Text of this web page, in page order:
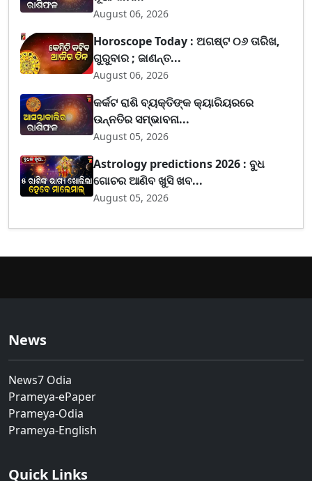
August 06, 2026
Horoscope Today : ଅଗଷ୍ଟ ୦୬ ତାରିଖ,
ଗୁରୁବାର ; ଜାଣନ୍ତ...
August 06, 2026
କର୍କଟ ରାଶି ବ୍ୟକ୍ତିଙ୍କ କ୍ୟାରିୟରରେ
ଉନ୍ନତିର ସମ୍ଭାବନା...
August 05, 2026
Astrology predictions 2026 : ବୁଧ
ଗୋଚର ଆଣିବ ଖୁସି ଖବ...
August 05, 2026
News
News7 Odia
Prameya-ePaper
Prameya-Odia
Prameya-English
Quick Links